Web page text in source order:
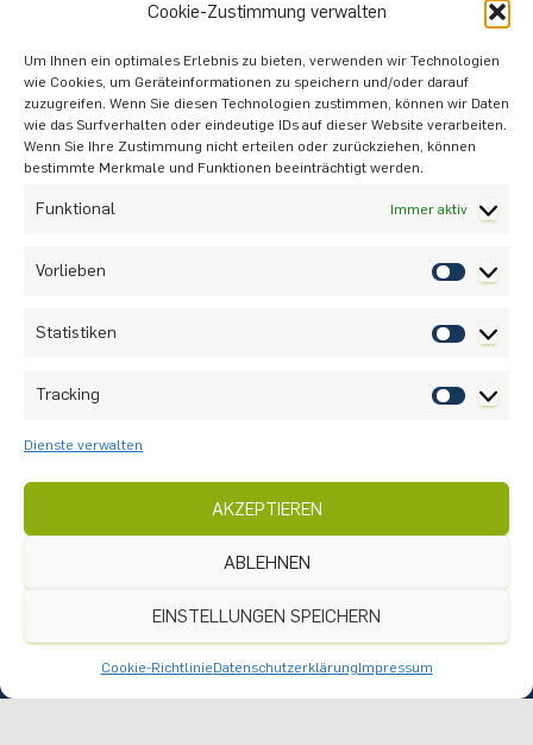
Cookie-Zustimmung verwalten
Um Ihnen ein optimales Erlebnis zu bieten, verwenden wir Technologien
wie Cookies, um Geräteinformationen zu speichern und/oder darauf
zuzugreifen. Wenn Sie diesen Technologien zustimmen, können wir Daten
wie das Surfverhalten oder eindeutige IDs auf dieser Website verarbeiten.
Wenn Sie Ihre Zustimmung nicht erteilen oder zurückziehen, können
bestimmte Merkmale und Funktionen beeinträchtigt werden.
Funktional Immer aktiv
Vorlieben
Statistiken
Tracking
Dienste verwalten
AKZEPTIEREN
ABLEHNEN
EINSTELLUNGEN SPEICHERN
Cookie-RichtlinieDatenschutzerklärungImpressum
Sie können sich ab sofort im Kurs einschreiben
und die Angebote nutzen. Hier ist der Link:
Moodle-Kurs: Dein Lehramtsstudium an der
RUB
Datenschutz
Praktikumsangebote
Nach oben